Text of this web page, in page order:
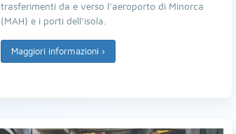
trasferimenti da e verso l’aeroporto di Minorca
(MAH) e i porti dell’isola.
Maggiori informazioni ›